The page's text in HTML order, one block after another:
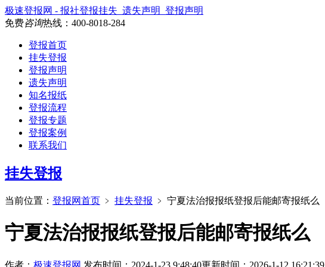
极速登报网 - 报社登报挂失_遗失声明_登报声明
免费咨询热线： 400-8018-284
登报首页
挂失登报
登报声明
遗失声明
知名报纸
登报流程
登报专题
登报案例
联系我们
挂失登报
当前位置： 登报网首页 ﹥ 挂失登报 ﹥ 宁夏法治报报纸登报后能邮寄报纸么
宁夏法治报报纸登报后能邮寄报纸么
作者： 极速登报网 发布时间：2024-1-23 9:48:40更新时间：2026-1-12 16:21:39